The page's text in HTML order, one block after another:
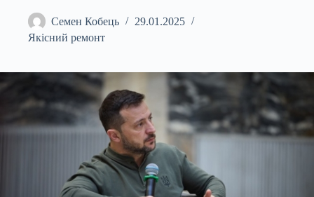
Семен Кобець
29.01.2025
Якісний ремонт